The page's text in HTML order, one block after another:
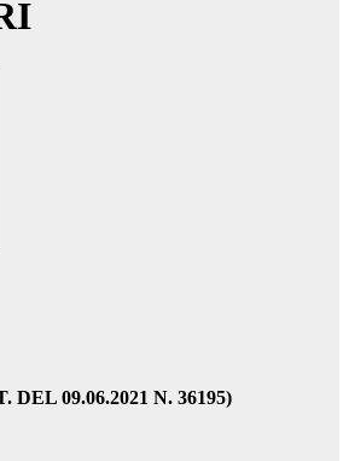
DEL 09.06.2021 N. 36195)